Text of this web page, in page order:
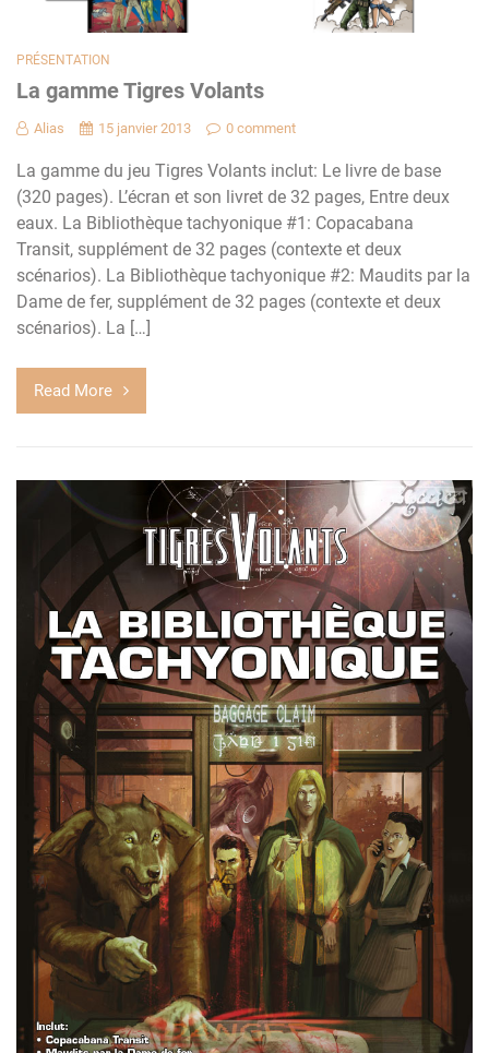
PRÉSENTATION
La gamme Tigres Volants
Alias 15 janvier 2013 0 comment
La gamme du jeu Tigres Volants inclut: Le livre de base
(320 pages). L’écran et son livret de 32 pages, Entre deux
eaux. La Bibliothèque tachyonique #1: Copacabana
Transit, supplément de 32 pages (contexte et deux
scénarios). La Bibliothèque tachyonique #2: Maudits par la
Dame de fer, supplément de 32 pages (contexte et deux
scénarios). La […]
Read More